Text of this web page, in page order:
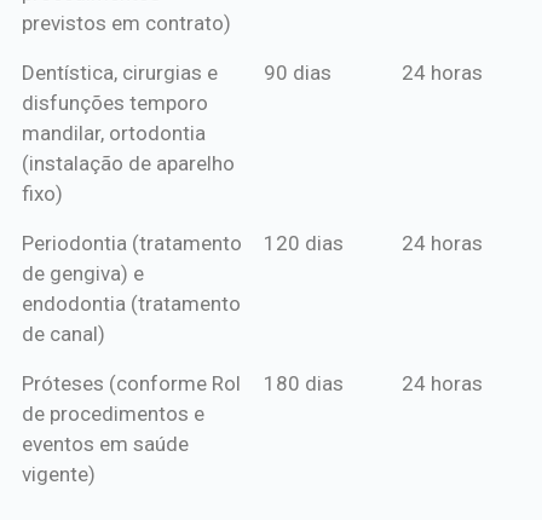
previstos em contrato)
Dentística, cirurgias e
disfunções temporo
mandilar, ortodontia
(instalação de aparelho
fixo)
90 dias 24 horas
Periodontia (tratamento
de gengiva) e
endodontia (tratamento
de canal)
120 dias 24 horas
Próteses (conforme Rol
de procedimentos e
eventos em saúde
vigente)
180 dias 24 horas